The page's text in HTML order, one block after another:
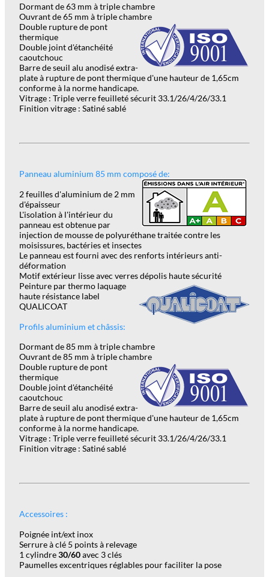
Dormant de 63 mm à triple chambre
Ouvrant de 65 mm à triple chambre
Double rupture de pont
thermique
Double joint d'étanchéité
caoutchouc
Barre de seuil alu anodisé extra-
plate à rupture de pont thermique d'une hauteur de 1,65cm
conforme à la norme handicape.
Vitrage : Triple verre feuilleté sécurit 33.1/26/4/26/33.1
Finition vitrage : Satiné sablé
Panneau aluminium 85 mm composé de:
2 feuilles d'aluminium de 2 mm
d'épaisseur
L'isolation à l'intérieur du
panneau est obtenue par
injection de mousse de polyuréthane traitée contre les
moisissures, bactéries et insectes
Le panneau est fourni avec des renforts intérieurs anti-
déformation
Motif extérieur lisse avec verres dépolis haute sécurité
Peinture par thermo laquage
haute résistance label
QUALICOAT
Profils aluminium et châssis:
Dormant de 85 mm à triple chambre
Ouvrant de 85 mm à triple chambre
Double rupture de pont
thermique
Double joint d'étanchéité
caoutchouc
Barre de seuil alu anodisé extra-
plate à rupture de pont thermique d'une hauteur de 1,65cm
conforme à la norme handicape.
Vitrage : Triple verre feuilleté sécurit 33.1/26/4/26/33.1
Finition vitrage : Satiné sablé
Accessoires :
Poignée int/ext inox
Serrure à clé 5 points à relevage
1 cylindre30/60avec 3 clés
Paumelles excentriques réglables pour faciliter la pose